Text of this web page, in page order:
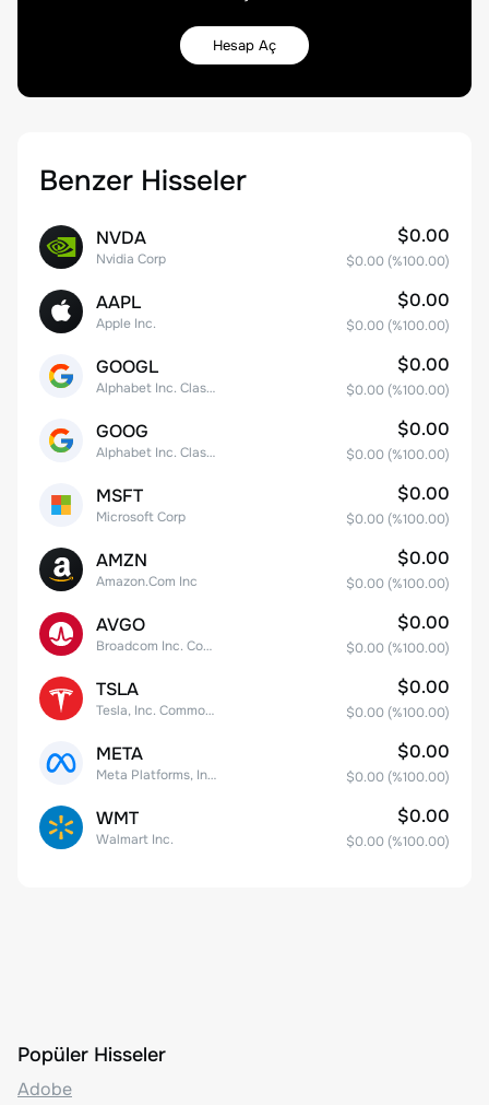
Hesap Aç
Benzer Hisseler
NVDA
Nvidia Corp
$0.00
$0.00 (%100.00)
AAPL
Apple Inc.
$0.00
$0.00 (%100.00)
GOOGL
Alphabet Inc. Class A Common Stock
$0.00
$0.00 (%100.00)
GOOG
Alphabet Inc. Class C Capital Stock
$0.00
$0.00 (%100.00)
MSFT
Microsoft Corp
$0.00
$0.00 (%100.00)
AMZN
Amazon.Com Inc
$0.00
$0.00 (%100.00)
AVGO
Broadcom Inc. Common Stock
$0.00
$0.00 (%100.00)
TSLA
Tesla, Inc. Common Stock
$0.00
$0.00 (%100.00)
META
Meta Platforms, Inc. Class A Common Stock
$0.00
$0.00 (%100.00)
WMT
Walmart Inc.
$0.00
$0.00 (%100.00)
Popüler Hisseler
Adobe